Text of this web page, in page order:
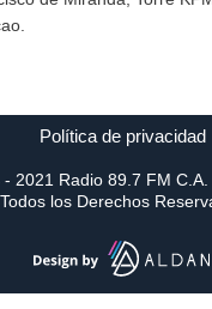
Política de privacidad
2021 Radio 89.7 FM
Todos los Derechos